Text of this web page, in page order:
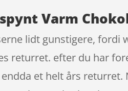
Varm
lidt gunstigere, fordi
returret. efter du har
et helt års